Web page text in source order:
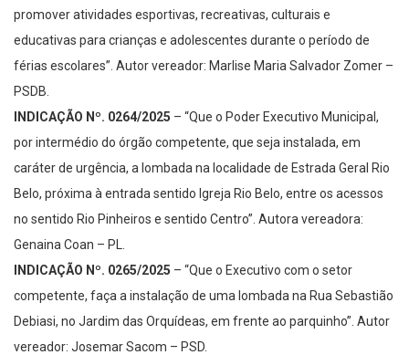
promover atividades esportivas, recreativas, culturais e
educativas para crianças e adolescentes durante o período de
férias escolares”. Autor vereador: Marlise Maria Salvador Zomer –
PSDB.
INDICAÇÃO Nº. 0264/2025 – “Que o Poder Executivo Municipal,
por intermédio do órgão competente, que seja instalada, em
caráter de urgência, a lombada na localidade de Estrada Geral Rio
Belo, próxima à entrada sentido Igreja Rio Belo, entre os acessos
no sentido Rio Pinheiros e sentido Centro”. Autora vereadora:
Genaina Coan – PL.
INDICAÇÃO Nº. 0265/2025 – “Que o Executivo com o setor
competente, faça a instalação de uma lombada na Rua Sebastião
Debiasi, no Jardim das Orquídeas, em frente ao parquinho”. Autor
vereador: Josemar Sacom – PSD.